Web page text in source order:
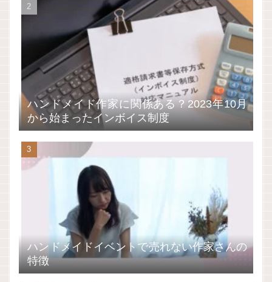
ハンドメイド作家に関係ある？2023年10月
から始まったインボイス制度
ハンドメイドイベントで売れない作家さんの
特徴